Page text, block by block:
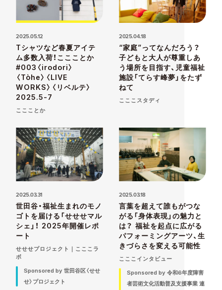
2025.05.12
Tシャツなど春夏アイテ
ム多数入荷！ここことか
#003〈irodori〉
〈Tòhe〉〈LIVE
WORKS〉〈リベルテ〉
2025.5-7
ここことか
2025.04.18
“家庭”ってなんだろう？
子どもと大人が尊重しあ
う場所を目指す、児童福祉
施設「てらす峰夢」をたず
ねて
こここスタディ
2025.03.31
世田谷・福祉生まれのモノ
ゴトを届ける「せせせマル
シェ」！ 2025年開催レポ
ート
せせせプロジェクト｜こここラ
ボ
Sponsored by 世田谷区〈せせ
せ〉プロジェクト
2025.03.18
言葉を超えて誰もがつな
がる「身体表現」の魅力と
は？ 福祉を起点に広がる
パフォーミングアーツ、生
きづらさを変える可能性
こここインタビュー
Sponsored by 令和6年度障害
者芸術文化活動普及支援事業 連